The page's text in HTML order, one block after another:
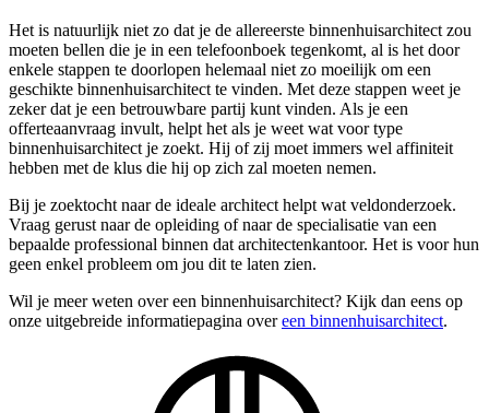
Het is natuurlijk niet zo dat je de allereerste binnenhuisarchitect zou
moeten bellen die je in een telefoonboek tegenkomt, al is het door
enkele stappen te doorlopen helemaal niet zo moeilijk om een
geschikte binnenhuisarchitect te vinden. Met deze stappen weet je
zeker dat je een betrouwbare partij kunt vinden. Als je een
offerteaanvraag invult, helpt het als je weet wat voor type
binnenhuisarchitect je zoekt. Hij of zij moet immers wel affiniteit
hebben met de klus die hij op zich zal moeten nemen.
Bij je zoektocht naar de ideale architect helpt wat veldonderzoek.
Vraag gerust naar de opleiding of naar de specialisatie van een
bepaalde professional binnen dat architectenkantoor. Het is voor hun
geen enkel probleem om jou dit te laten zien.
Wil je meer weten over een binnenhuisarchitect? Kijk dan eens op
onze uitgebreide informatiepagina overeen binnenhuisarchitect.